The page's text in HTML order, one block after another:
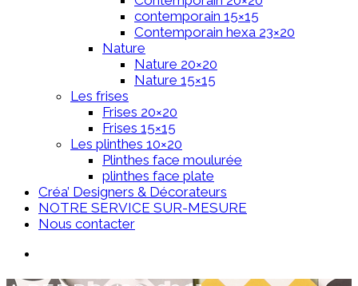
contemporain 15×15
Contemporain hexa 23×20
Nature
Nature 20×20
Nature 15×15
Les frises
Frises 20×20
Frises 15×15
Les plinthes 10×20
Plinthes face moulurée
plinthes face plate
Créa’ Designers & Décorateurs
NOTRE SERVICE SUR-MESURE
Nous contacter